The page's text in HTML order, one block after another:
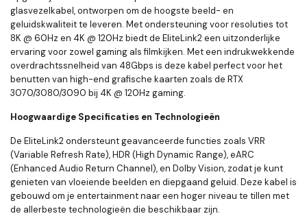
glasvezelkabel, ontworpen om de hoogste beeld- en
geluidskwaliteit te leveren. Met ondersteuning voor resoluties tot
8K @ 60Hz en 4K @ 120Hz biedt de EliteLink2 een uitzonderlijke
ervaring voor zowel gaming als filmkijken. Met een indrukwekkende
overdrachtssnelheid van 48Gbps is deze kabel perfect voor het
benutten van high-end grafische kaarten zoals de RTX
3070/3080/3090 bij 4K @ 120Hz gaming.
Hoogwaardige Specificaties en Technologieën
De EliteLink2 ondersteunt geavanceerde functies zoals VRR
(Variable Refresh Rate), HDR (High Dynamic Range), eARC
(Enhanced Audio Return Channel), en Dolby Vision, zodat je kunt
genieten van vloeiende beelden en diepgaand geluid. Deze kabel is
gebouwd om je entertainment naar een hoger niveau te tillen met
de allerbeste technologieën die beschikbaar zijn.